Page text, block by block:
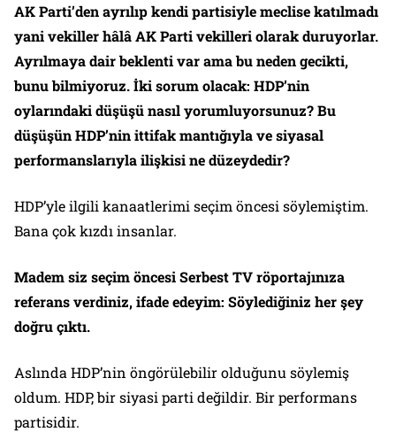
AK Parti’den ayrılıp kendi partisiyle meclise katılmadı
yani vekiller hâlâ AK Parti vekilleri olarak duruyorlar.
Ayrılmaya dair beklenti var ama bu neden gecikti,
bunu bilmiyoruz.İki sorum olacak: HDP’nin
oylarındaki düşüşü nasıl yorumluyorsunuz? Bu
düşüşün HDP’nin ittifak mantığıyla ve siyasal
performanslarıyla ilişkisi ne düzeydedir?
HDP’yle ilgili kanaatlerimi seçim öncesi söylemiştim.
Bana çok kızdı insanlar.
Madem siz seçim öncesi Serbest TV röportajınıza
referans verdiniz, ifade edeyim: Söylediğiniz her şey
doğru çıktı.
Aslında HDP’nin öngörülebilir olduğunu söylemiş
oldum. HDP, bir siyasi parti değildir. Bir performans
partisidir.